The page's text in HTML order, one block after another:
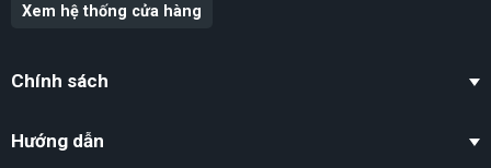
Xem hệ thống cửa hàng
Chính sách
Hướng dẫn